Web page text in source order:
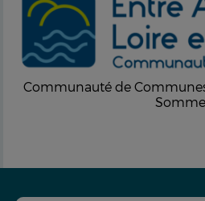
Communauté de
Somme